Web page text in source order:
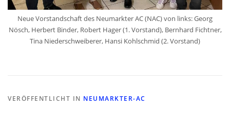
Neue Vorstandschaft des Neumarkter AC (NAC) von links: Georg
Nösch, Herbert Binder, Robert Hager (1. Vorstand), Bernhard Fichtner,
Tina Niederschweiberer, Hansi Kohlschmid (2. Vorstand)
VERÖFFENTLICHT IN NEUMARKTER-AC